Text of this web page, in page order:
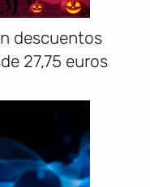
descuentos
27,75 euros